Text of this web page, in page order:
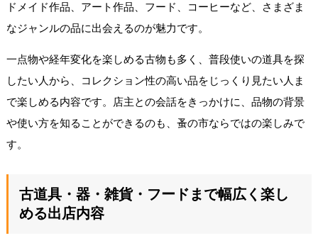
ドメイド作品、アート作品、フード、コーヒーなど、さまざま
なジャンルの品に出会えるのが魅力です。
一点物や経年変化を楽しめる古物も多く、普段使いの道具を探
したい人から、コレクション性の高い品をじっくり見たい人ま
で楽しめる内容です。店主との会話をきっかけに、品物の背景
や使い方を知ることができるのも、蚤の市ならではの楽しみで
す。
古道具・器・雑貨・フードまで幅広く楽し
める出店内容